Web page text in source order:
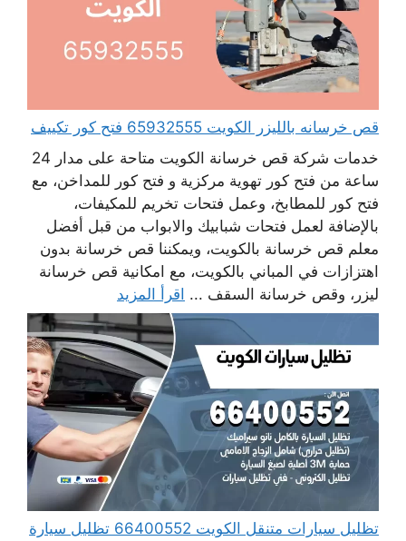
قص خرسانه بالليزر الكويت 65932555 فتح كور تكييف
خدمات شركة قص خرسانة الكويت متاحة على مدار 24
ساعة من فتح كور تهوية مركزية و فتح كور للمداخن، مع
فتح كور للمطابخ، وعمل فتحات تخريم للمكيفات،
بالإضافة لعمل فتحات شبابيك والابواب من قبل أفضل
معلم قص خرسانة بالكويت، ويمكننا قص خرسانة بدون
اهتزازات في المباني بالكويت، مع امكانية قص خرسانة
ليزر، وقص خرسانة السقف ... اقرأ المزيد
تظليل سيارات متنقل الكويت 66400552 تظليل سيارة